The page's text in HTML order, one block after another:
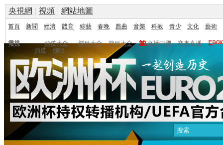
央視網 | 視頻 | 網站地圖
首頁 新聞 經濟 體育 綜藝 春晚 戲曲 音樂 科教 青少 文化 藝術
電視 頻道大全 欄目大全 節目大全 直播中國
賽事直播
頻道
欄目